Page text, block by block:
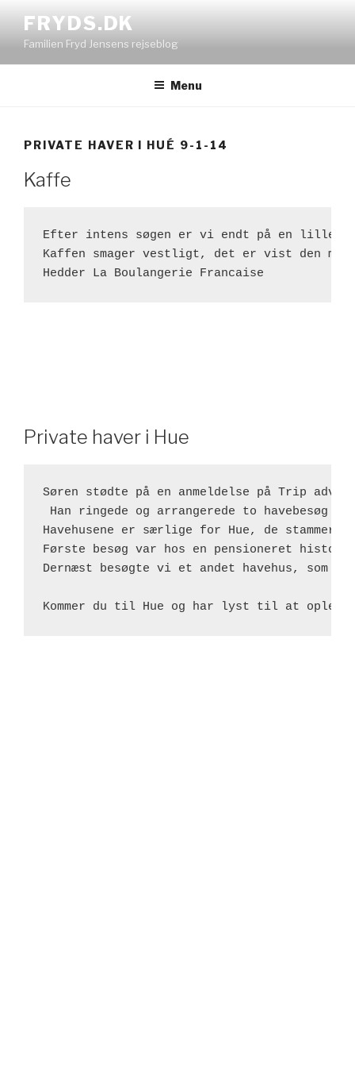
indhold
FRYDS.DK
Familien Fryd Jensens rejseblog
Menu
PRIVATE HAVER I HUÉ 9-1-14
Kaffe
Efter intens søgen er vi endt på en lille
Kaffen smager vestligt, det er vist den
Hedder La Boulangerie Francaise
Private haver i Hue
Søren stødte på en anmeldelse på Trip
Han ringede og arrangerede to havebesøg
Havehusene er særlige for Hue, de
Første besøg var hos en pensioneret
Dernæst besøgte vi et andet havehus, som
Kommer du til Hue og har lyst til at opleve